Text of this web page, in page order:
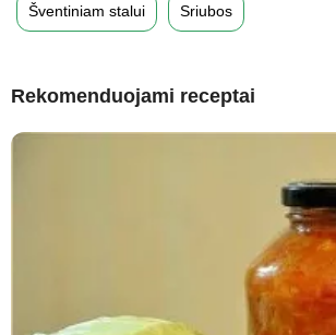
Šventiniam stalui Sriubos
Rekomenduojami receptai